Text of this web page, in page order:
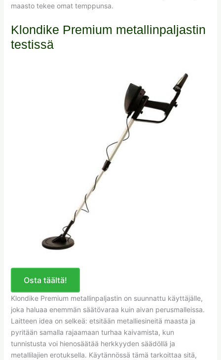
maasto tekee omat temppunsa.
Klondike Premium metallinpaljastin
testissä
Osta täältä!
Klondike Premium metallinpaljastin on suunnattu käyttäjälle,
joka haluaa enemmän säätövaraa kuin aivan perusmalleissa.
Laitteen idea on selkeä: etsitään metalliesineitä maasta ja
pyritään samalla rajaamaan turhaa kaivamista, kun
tunnistusta voi hienosäätää herkkyyden säädöllä ja
metallilajien erotuksella. Käytännössä tämä tarkoittaa sitä,